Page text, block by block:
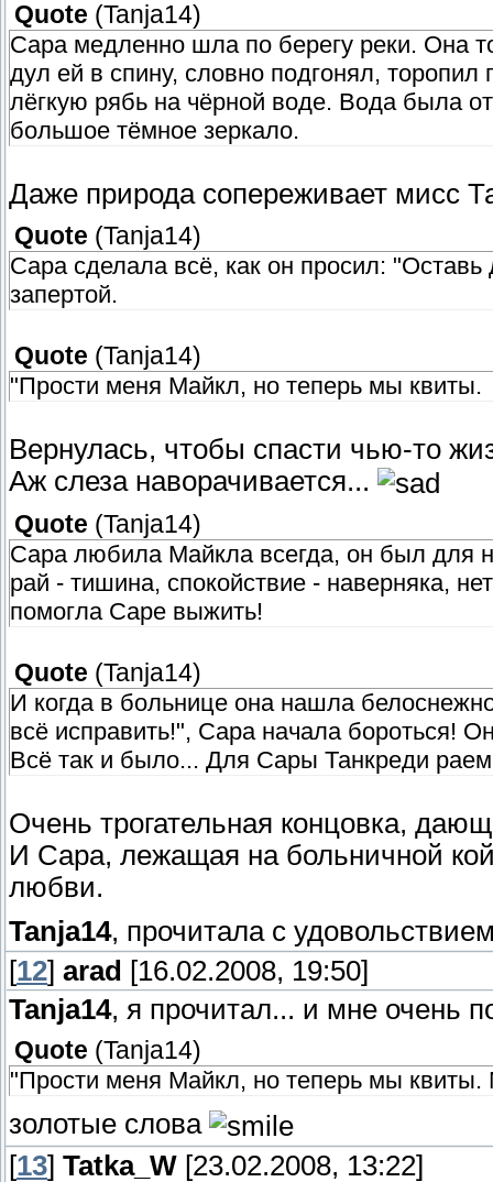
Quote (Tanja14)
Сара медленно шла по берегу реки. Она
дул ей в спину, словно подгонял,
лёгкую рябь на чёрной воде. Вода была
большое тёмное зеркало.
Даже природа сопереживает мисс
Quote (Tanja14)
Сара сделала всё, как он просил:
запертой.
Quote (Tanja14)
"Прости меня Майкл, но теперь мы квиты.
Вернулась, чтобы спасти чью-то
Аж слеза наворачивается...
Quote (Tanja14)
Сара любила Майкла всегда, он был для
рай - тишина, спокойствие - наверняка,
помогла Саре выжить!
Quote (Tanja14)
И когда в больнице она нашла
всё исправить!", Сара начала бороться!
Всё так и было... Для Сары Танкреди
Очень трогательная концовка,
И Сара, лежащая на больничной
любви.
Tanja14, прочитала с
[12] arad [16.02.2008, 19:50]
Tanja14, я прочитал... и мне очень
Quote (Tanja14)
"Прости меня Майкл, но теперь мы
золотые слова
[13] Tatka_W [23.02.2008, 13:22]